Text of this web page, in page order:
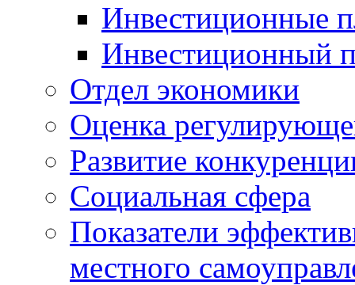
Инвестиционные
Инвестиционный
Отдел экономики
Оценка
Развитие
Социальная сфера
Показатели
местного